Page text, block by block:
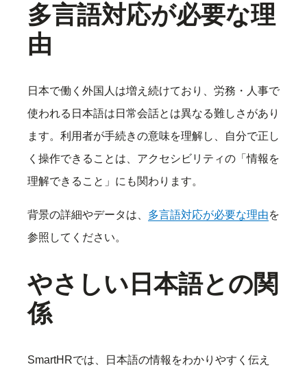
多言語対応が必要な理
由
日本で働く外国人は増え続けており、労務・人事で
使われる日本語は日常会話とは異なる難しさがあり
ます。利用者が手続きの意味を理解し、自分で正し
く操作できることは、アクセシビリティの「情報を
理解できること」にも関わります。
背景の詳細やデータは、 多言語対応が必要な理由を
参照してください。
やさしい日本語との関
係
SmartHRでは、日本語の情報をわかりやすく伝え